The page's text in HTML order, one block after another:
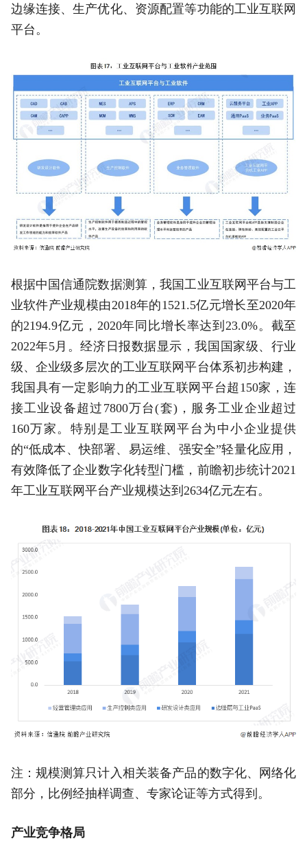
边缘连接、生产优化、资源配置等功能的工业互联网
平台。
根据中国信通院数据测算，我国工业互联网平台与工
业软件产业规模由2018年的1521.5亿元增长至2020年
的2194.9亿元，2020年同比增长率达到23.0%。截至
2022年5月。经济日报数据显示，我国国家级、行业
级、企业级多层次的工业互联网平台体系初步构建，
我国具有一定影响力的工业互联网平台超150家，连
接工业设备超过7800万台(套)，服务工业企业超过
160万家。特别是工业互联网平台为中小企业提供
的“低成本、快部署、易运维、强安全”轻量化应用，
有效降低了企业数字化转型门槛，前瞻初步统计2021
年工业互联网平台产业规模达到2634亿元左右。
注：规模测算只计入相关装备产品的数字化、网络化
部分，比例经抽样调查、专家论证等方式得到。
产业竞争格局